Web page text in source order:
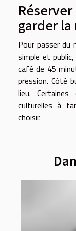
garder la
Pour passer du
simple et
café de 45
pression. Côté
lieu.
culturelles à
choisir.